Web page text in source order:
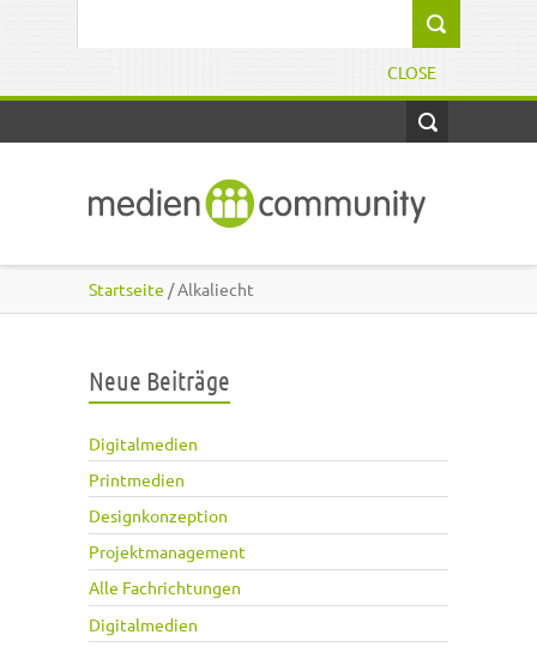
CLOSE
Startseite / Alkaliecht
Neue Beiträge
Digitalmedien
Printmedien
Designkonzeption
Projektmanagement
Alle Fachrichtungen
Digitalmedien